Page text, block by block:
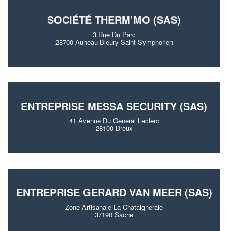
SOCIÉTÉ THERM’MO (SAS)
3 Rue Du Parc
28700 Auneau-Bleury-Saint-Symphorien
ENTREPRISE MESSA SECURITY (SAS)
41 Avenue Du General Leclerc
28100 Dreux
ENTREPRISE GERARD VAN MEER (SAS)
Zone Artisanale La Chataigneraie
37190 Sache